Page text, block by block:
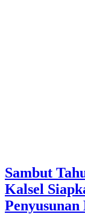
Sambut
Kalsel